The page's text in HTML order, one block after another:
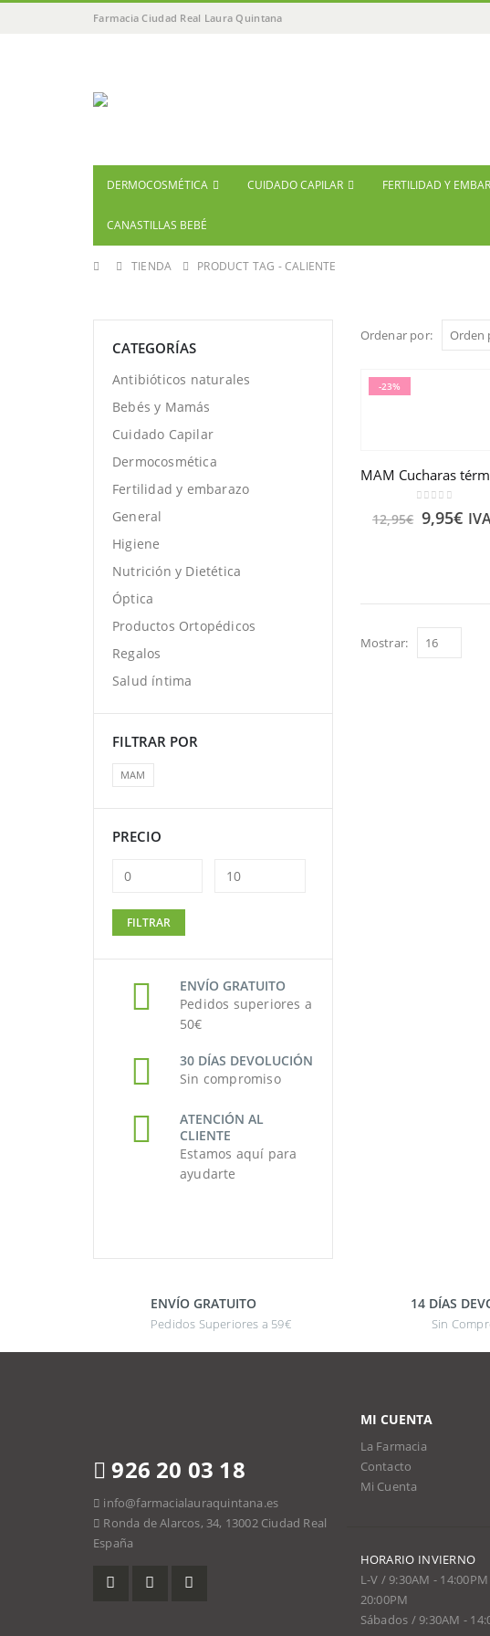
Farmacia Ciudad Real Laura Quintana
DERMOCOSMÉTICA CUIDADO CAPILAR FERTILIDAD Y
CANASTILLAS BEBÉ
TIENDA PRODUCT TAG -CALIENTE
Ordenar por:
-23%
out of 5
12,95€ 9,95€
Mostrar:
CATEGORÍAS
Antibióticos naturales
Bebés y Mamás
Cuidado Capilar
Dermocosmética
Fertilidad y embarazo
General
Higiene
Nutrición y Dietética
Óptica
Productos Ortopédicos
Regalos
Salud íntima
FILTRAR POR
MAM
PRECIO
mínimo
máximo
FILTRAR
ENVÍO GRATUITO
Pedidos superiores a
50€
30 DÍAS DEVOLUCIÓN
Sin compromiso
ATENCIÓN AL
CLIENTE
Estamos aquí para
ayudarte
ENVÍO GRATUITO
Pedidos Superiores a 59€
14 DÍAS
Sin
926 20 03 18
info@farmacialauraquintana.es
Ronda de Alarcos, 34, 13002 Ciudad Real
España
MI CUENTA
La Farmacia
Contacto
Mi Cuenta
HORARIO INVIERNO
L-V / 9:30AM -
20:00PM
Sábados / 9:30AM -